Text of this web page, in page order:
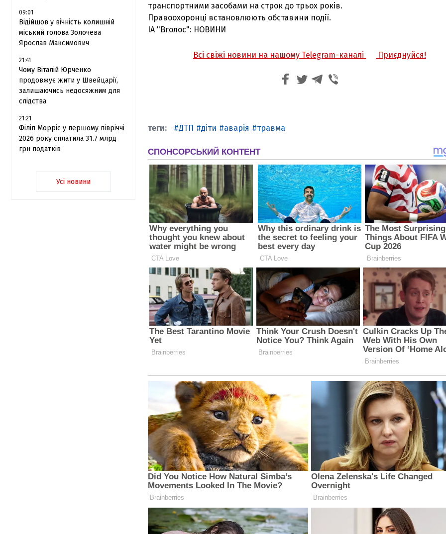
09:01
Відійшов у вічність колишній
міський голова Золочева
Ярослав Максимович
21:41
Чому Віталій Юрченко
продовжує жити у Швейцарії,
залишаючись недосяжним для
слідства
21:21
Філіп Морріс у першому півріччі
2026 року сплатила 31.7 млрд
грн податків
Усі новини
транспортними засобами на строк до трьох років.
Правоохоронці встановлюють обставини події.
ІА "Вголос": НОВИНИ
Всі свіжі новини на нашому Telegram-каналі Приєднуйся!
ДТП діти аварія травма
З'явилося відео знищеного ворожого